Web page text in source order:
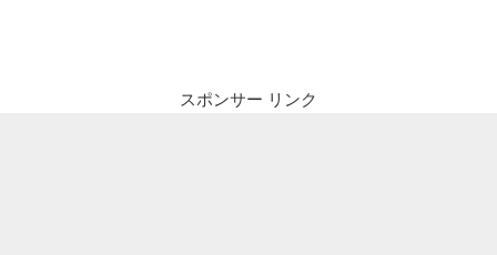
スポンサー リンク